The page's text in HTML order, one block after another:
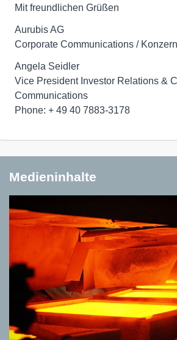
Mit freundlichen Grüßen
Aurubis AG
Corporate Communications /
Angela Seidler
Vice President Investor Relations &
Communications
Phone: + 49 40 7883-3178
Medieninhalte